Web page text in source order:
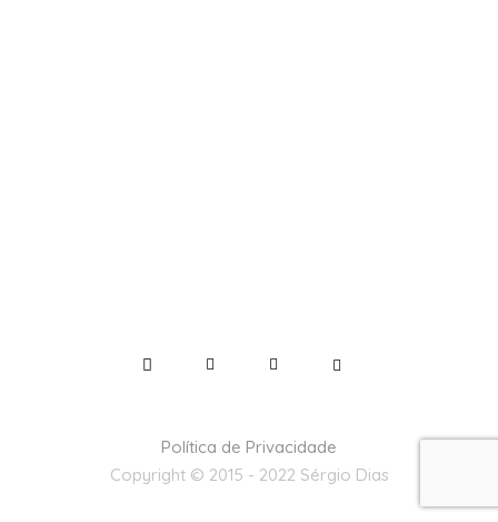
Política de Privacidade
Copyright © 2015 - 2022 Sérgio Dias